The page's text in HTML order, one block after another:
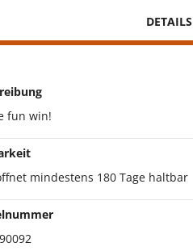
DETAILS
fun win!
mindestens 180 Tage haltbar